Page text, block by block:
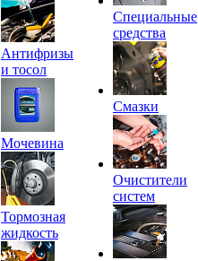
Антифризы
и тосол
Мочевина
Тормозная
жидкость
Специальные
средства
Смазки
Очистители
систем